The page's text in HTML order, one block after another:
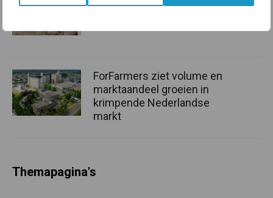
onderschatte risicofactor
ForFarmers ziet volume en
marktaandeel groeien in
krimpende Nederlandse
markt
Themapagina's